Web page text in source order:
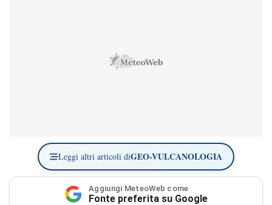
Leggi altri articoli diGEO-VULCANOLOGIA
Aggiungi MeteoWeb come
Fonte preferita su Google